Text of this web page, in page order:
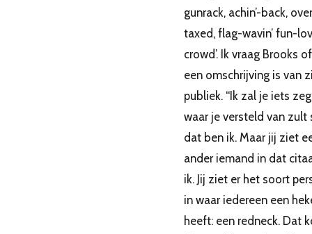
gunrack, achin’-back,
taxed, flag-wavin’ fun-
crowd’. Ik vraag Brooks
een omschrijving is van
publiek. “Ik zal je iets
waar je versteld van zult
dat ben ik. Maar jij ziet
ander iemand in dat
ik. Jij ziet er het soort
in waar iedereen een
heeft: een redneck. Dat